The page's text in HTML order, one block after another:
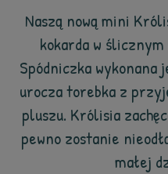
Naszą nową mini
kokarda w
Spódniczka
urocza torebka z
pluszu. Królisia
pewno zostanie
małej